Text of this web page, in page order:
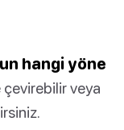
hangi yöne
çevirebilir veya